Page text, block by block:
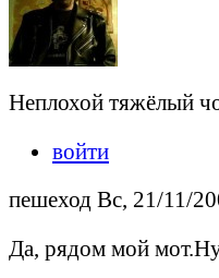
Неплохой тяжёлый
войти
пешеход Вс, 21/11/
Да, рядом мой